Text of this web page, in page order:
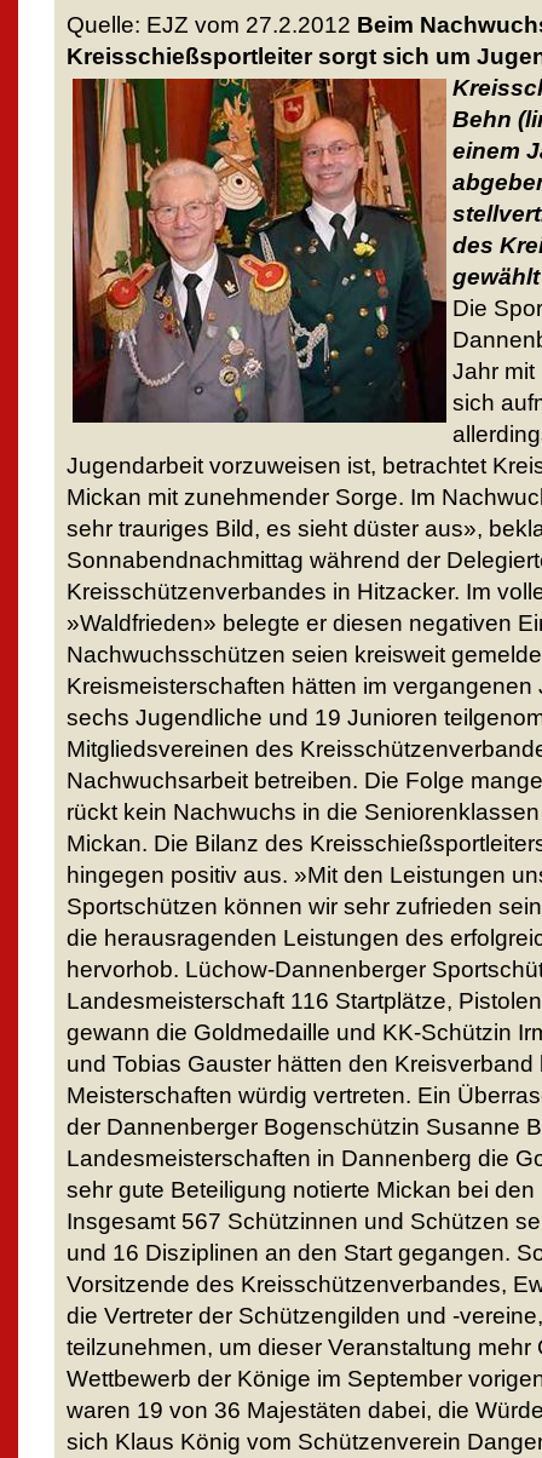
Quelle: EJZ vom 27.2.2012 Beim
Kreisschießsportleiter sorgt sich um
Behn
einem
des
Die
Jahr mit
sich
Jugendarbeit vorzuweisen ist, betrachtet
Mickan mit zunehmender Sorge. Im
sehr trauriges Bild, es sieht düster aus»,
Sonnabendnachmittag während der
Kreisschützenverbandes in Hitzacker. Im
»Waldfrieden» belegte er diesen negativen
Nachwuchsschützen seien kreisweit
Kreismeisterschaften hätten im
sechs Jugendliche und 19 Junioren
Mitgliedsvereinen des
Nachwuchsarbeit betreiben. Die Folge
rückt kein Nachwuchs in die
Mickan. Die Bilanz des
hingegen positiv aus. »Mit den Leistungen
Sportschützen können wir sehr zufrieden
die herausragenden Leistungen des
hervorhob. Lüchow-Dannenberger
Landesmeisterschaft 116 Startplätze,
gewann die Goldmedaille und KK-Schützin
und Tobias Gauster hätten den
Meisterschaften würdig vertreten. Ein
der Dannenberger Bogenschützin Susanne
Landesmeisterschaften in Dannenberg die
sehr gute Beteiligung notierte Mickan bei
Insgesamt 567 Schützinnen und Schützen
und 16 Disziplinen an den Start gegangen.
Vorsitzende des Kreisschützenverbandes,
die Vertreter der Schützengilden und -
teilzunehmen, um dieser Veranstaltung mehr
Wettbewerb der Könige im September
waren 19 von 36 Majestäten dabei, die
sich Klaus König vom Schützenverein